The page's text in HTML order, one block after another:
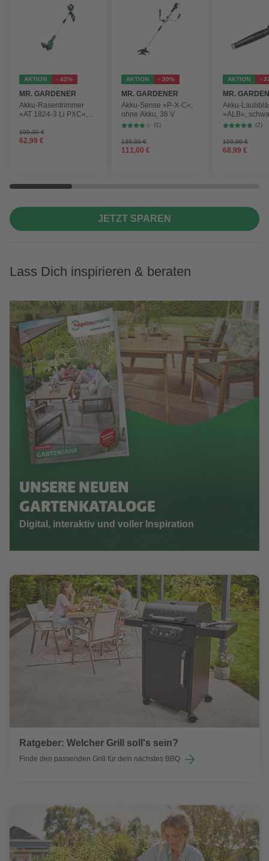
AKTION - 42%
MR. GARDENER
Akku-Rasentrimmer
»AT 1824-3 Li PXC«,
109,00 €
62,99 €
AKTION - 20%
MR. GARDENER
Akku-Sense »P-X-C«,
ohne Akku, 36 V
(1)
139,00 €
111,00 €
AKTION -
MR.
Akku-
»ALB«,
max.
210 km/h
(2)
109,00 €
68,99 €
JETZT SPAREN
Lass Dich inspirieren & beraten
UNSERE NEUEN
GARTENKATALOGE
Digital, interaktiv und voller Inspiration
Ratgeber: Welcher Grill soll's sein?
Finde den passenden Grill für dein nächstes BBQ